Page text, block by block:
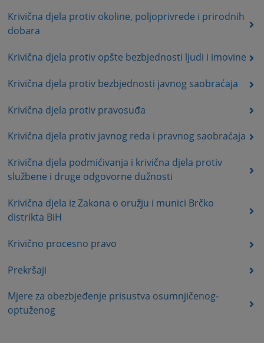
Krivična djela protiv okoline, poljoprivrede i prirodnih
dobara
Krivična djela protiv opšte bezbjednosti ljudi i imovine
Krivična djela protiv bezbjednosti javnog saobraćaja
Krivična djela protiv pravosuđa
Krivična djela protiv javnog reda i pravnog saobraćaja
Krivična djela podmićivanja i krivična djela protiv
službene i druge odgovorne dužnosti
Krivična djela iz Zakona o oružju i munici Brčko
distrikta BiH
Krivično procesno pravo
Prekršaji
Mjere za obezbjeđenje prisustva osumnjičenog-
optuženog